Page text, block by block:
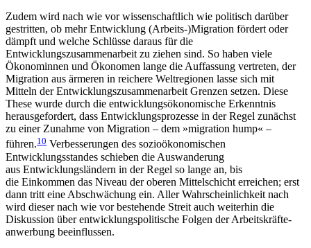
Zudem wird nach wie vor wissenschaftlich wie politisch darüber
gestritten, ob mehr Entwicklung (Arbeits-)Migration fördert oder
dämpft und welche Schlüsse daraus für die
Entwicklungszusammenarbeit zu ziehen sind. So haben viele
Ökonominnen und Ökonomen lange die Auffassung vertreten, der
Migra­tion aus ärmeren in reichere Weltregionen lasse sich mit
Mitteln der Entwicklungszusammenarbeit Gren­zen setzen. Diese
These wurde durch die entwicklungs­ökonomische Erkenntnis
herausgefordert, dass Entwicklungsprozesse in der Regel zunächst
zu einer Zunahme von Migration – dem »migration hump« –
führen.10 Verbesserungen des sozioökonomischen
Entwicklungsstandes schieben die Auswanderung
aus Entwicklungsländern in der Regel so lange an, bis
die Einkommen das Niveau der oberen Mittelschicht erreichen; erst
dann tritt eine Abschwächung ein. Aller Wahrscheinlichkeit nach
wird dieser nach wie vor bestehende Streit auch weiterhin die
Diskussion über entwicklungspolitische Folgen der Arbeitskräfte­
anwerbung beeinflussen.